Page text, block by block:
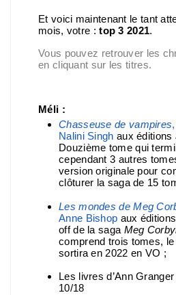
Et voici maintenant le tant
mois, votre :top 3 2021.
Vous pouvez retrouver les
en cliquant sur les titres.
Méli :
Chasseuse de vampires
Nalini Singh aux éditions
Douzième tome qui
cependant 3 autres
version originale pour
clôturer la saga de 15
Les mondes de Meg
Anne Bishop aux
off de la saga Meg
comprend trois tomes,
sortira en 2022 en VO ;
Les livres d’Ann
10/18